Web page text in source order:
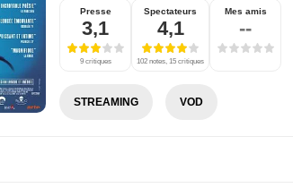
Presse
3,1
9 critiques
Spectateurs
4,1
102 notes, 15 critiques
Mes amis
--
STREAMING VOD